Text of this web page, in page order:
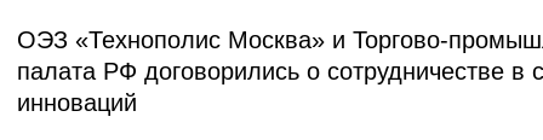
ОЭЗ «Технополис Москва» и Торгово-
палата РФ договорились о сотрудничестве в
инноваций